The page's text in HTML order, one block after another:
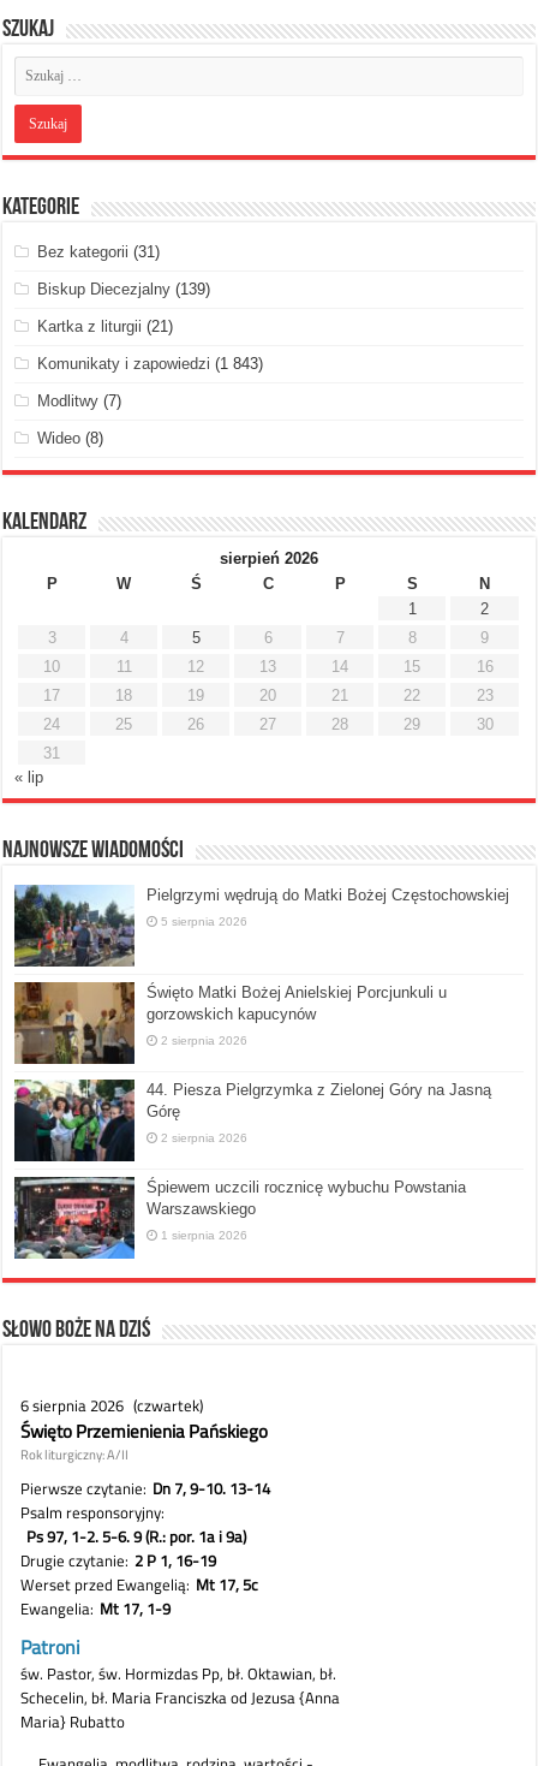
Szukaj
Kategorie
Bez kategorii (31)
Biskup Diecezjalny (139)
Kartka z liturgii (21)
Komunikaty i zapowiedzi (1 843)
Modlitwy (7)
Wideo (8)
Kalendarz
sierpień 2026
P
W Ś C P S
N
1
2
3
4 5 6 7 8
9
10
11 12 13 14 15
16
17
18 19 20 21 22
23
24
25 26 27 28 29
30
31
« lip
Najnowsze Wiadomości
Pielgrzymi wędrują do Matki Bożej Częstochowskiej
5 sierpnia 2026
Święto Matki Bożej Anielskiej Porcjunkuli u
gorzowskich kapucynów
2 sierpnia 2026
44. Piesza Pielgrzymka z Zielonej Góry na Jasną
Górę
2 sierpnia 2026
Śpiewem uczcili rocznicę wybuchu Powstania
Warszawskiego
1 sierpnia 2026
Słowo Boże na dziś